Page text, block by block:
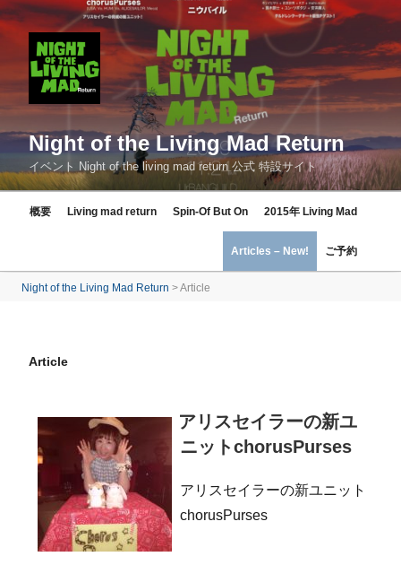
コ
ン
ツ
へ
キ
Night of the Living Mad Return
イベント Night of the living mad return 公式 特設サイト
概要 Living mad return Spin-Of But On 2015年 Living Mad
Articles – New! ご予約
Night of the Living Mad Return >Article
Article
アリスセイラーの新ユ
ニットchorusPurses
アリスセイラーの新ユニット
chorusPurses